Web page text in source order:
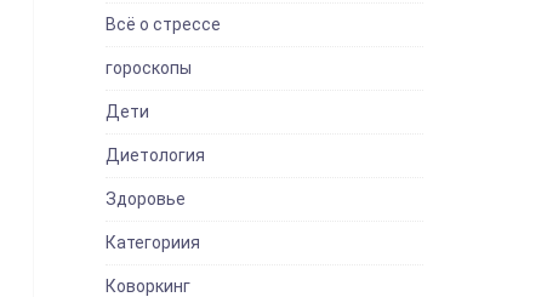
Всё о стрессе
гороскопы
Дети
Диетология
Здоровье
Категориия
Коворкинг